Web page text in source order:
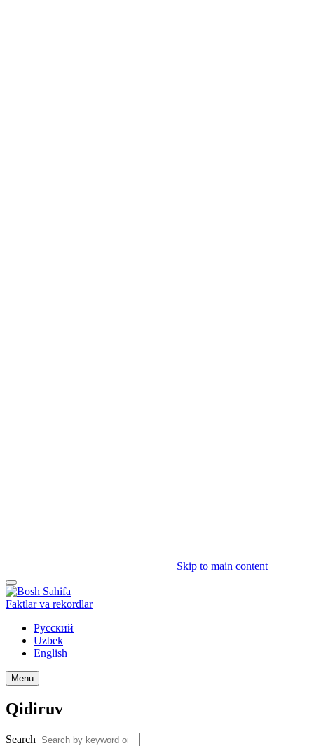
Skip to main content
Faktlar va rekordlar
Русский
Uzbek
English
Menu
Qidiruv
Search